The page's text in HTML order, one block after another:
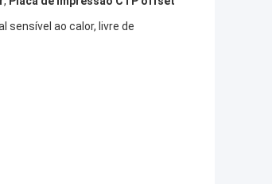
sensível ao calor, livre de